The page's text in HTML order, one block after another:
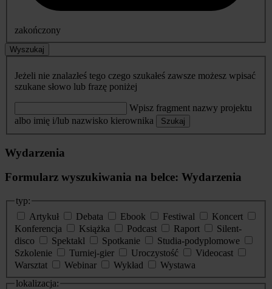
zakończony
Wyszukaj
Jeżeli nie znalazłeś tego czego szukałeś zawsze możesz wpisać
szukane słowo lub frazę poniżej
Wpisz fragment nazwy projektu
albo imię i/lub nazwisko kierownika
Szukaj
Wydarzenia
Formularz wyszukiwania na belce: Wydarzenia
typ:
Artykuł
Debata Ebook Festiwal
Koncert
Konferencja
Książka Podcast Raport
Silent-
disco
Spektakl Spotkanie
Studia-podyplomowe
Szkolenie
Turniej-gier Uroczystość
Videocast
Warsztat
Webinar Wykład
Wystawa
lokalizacja: